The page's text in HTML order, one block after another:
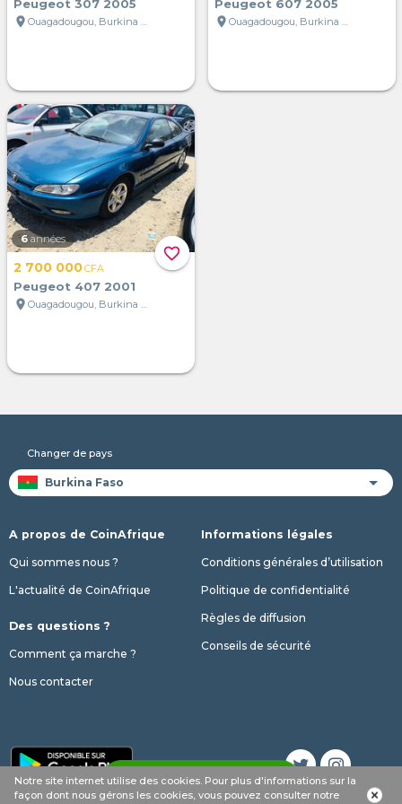
Peugeot 307 2005
location_on
Ouagadougou, Burkina Faso
Peugeot 607 2005
location_on
Ouagadougou, Burkina Faso
favorite_border
6 années
2 700 000CFA
Peugeot 407 2001
location_on
Ouagadougou, Burkina Faso
notifications_active Créer une alerte
Notre site internet utilise des cookies. Pour plus d'informations sur la
façon dont nous gérons les cookies, vous pouvez consulter notre
Changer de pays
A propos de CoinAfrique
Qui sommes nous ?
L'actualité de CoinAfrique
Des questions ?
Comment ça marche ?
Nous contacter
Informations légales
Conditions générales d’utilisation
Politique de confidentialité
Règles de diffusion
Conseils de sécurité